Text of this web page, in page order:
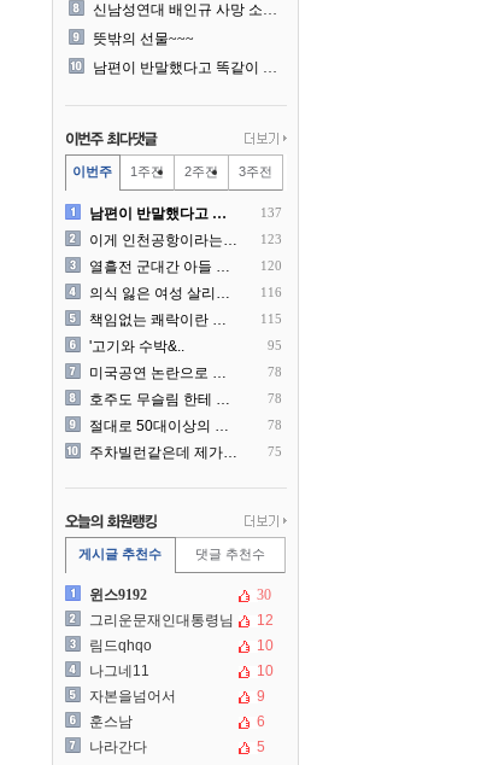
신남성연대 배인규 사망 소식..
뜻밖의 선물~~~
남편이 반말했다고 똑같이 반..
이번주 1주전 2주전 3주전
남편이 반말했다고 똑같이 반.. 137
이게 인천공항이라는게 믿겨지.. 123
열흘전 군대간 아들 소포(가.. 120
의식 잃은 여성 살리려다 성.. 116
책임없는 쾌락이란 말에 빡친.. 115
'고기와 수박&.. 95
미국공연 논란으로 지금 다시.. 78
호주도 무슬림 한테 점령 당.. 78
절대로 50대이상의 딜러를 .. 78
주차빌런같은데 제가 잘못한건.. 75
게시글 추천수 댓글 추천수
윈스9192
30
그리운문재인대통령님
12
림드qhqo
10
나그네11
10
자본을넘어서
9
훈스남
6
나라간다
5